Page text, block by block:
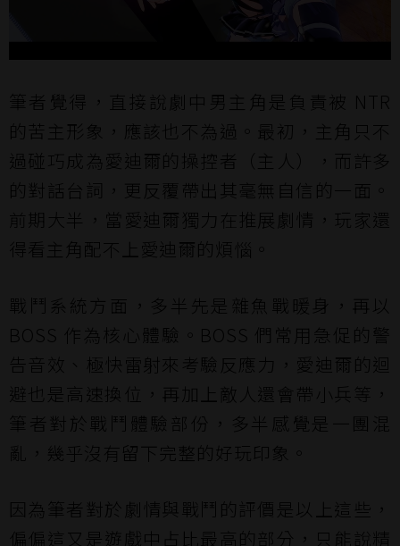
筆者覺得，直接說劇中男主角是負責被 NTR
的苦主形象，應該也不為過。最初，主角只不
過碰巧成為愛迪爾的操控者（主人），而許多
的對話台詞，更反覆帶出其毫無自信的一面。
前期大半，當愛迪爾獨力在推展劇情，玩家還
得看主角配不上愛迪爾的煩惱。
戰鬥系統方面，多半先是雜魚戰暖身，再以
BOSS 作為核心體驗。BOSS 們常用急促的警
告音效、極快雷射來考驗反應力，愛迪爾的迴
避也是高速換位，再加上敵人還會帶小兵等，
筆者對於戰鬥體驗部份，多半感覺是一團混
亂，幾乎沒有留下完整的好玩印象。
因為筆者對於劇情與戰鬥的評價是以上這些，
偏偏這又是遊戲中占比最高的部分，只能說精